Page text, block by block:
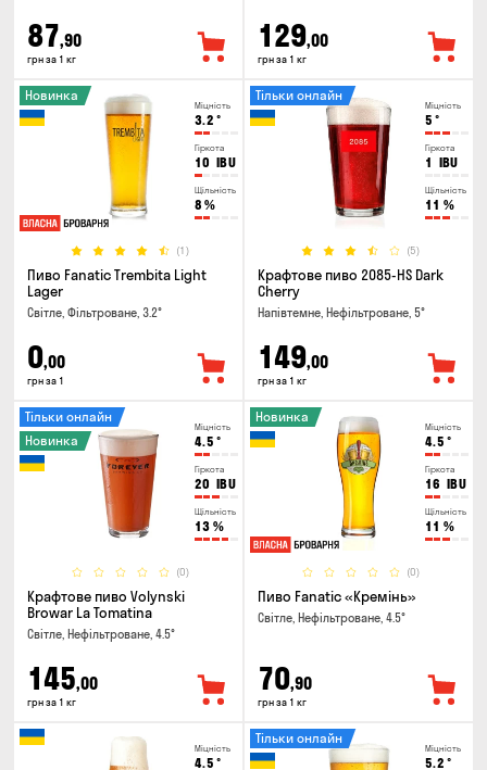
87,90
грн за 1 кг
129,00
грн за 1 кг
Міцність
3.2 °
Гіркота
10 IBU
Щільність
8 %
(1)
Новинка
Пиво Fanatic Trembita Light
Lager
Світле, Фільтроване, 3.2°
0,00
грн за 1
Міцність
5 °
Гіркота
1 IBU
Щільність
11 %
(5)
Тільки онлайн
Крафтове пиво 2085-HS Dark
Cherry
Напівтемне, Нефільтроване, 5°
149,00
грн за 1 кг
Міцність
4.5 °
Гіркота
20 IBU
Щільність
13 %
(0)
Тільки онлайн
Новинка
Крафтове пиво Volynski
Browar La Tomatina
Світле, Нефільтроване, 4.5°
145,00
грн за 1 кг
Міцність
4.5 °
Гіркота
16 IBU
Щільність
11 %
(0)
Новинка
Пиво Fanatic «Кремінь»
Світле, Нефільтроване, 4.5°
70,90
грн за 1 кг
Міцність
4.5 °
Міцність
5.2 °
Тільки онлайн